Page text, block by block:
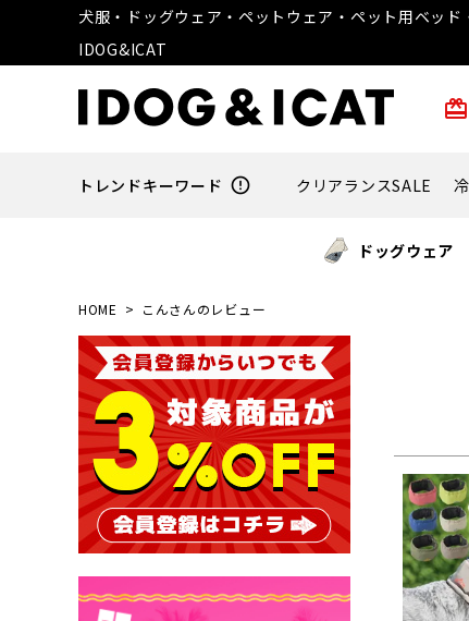
犬服・ドッグウェア・ペットウェア・ペット用ベッ
IDOG&ICAT
card_giftcard
トレンドキーワード error_outline クリアランスSALE
ドッグウェア
HOME こんさんのレビュー